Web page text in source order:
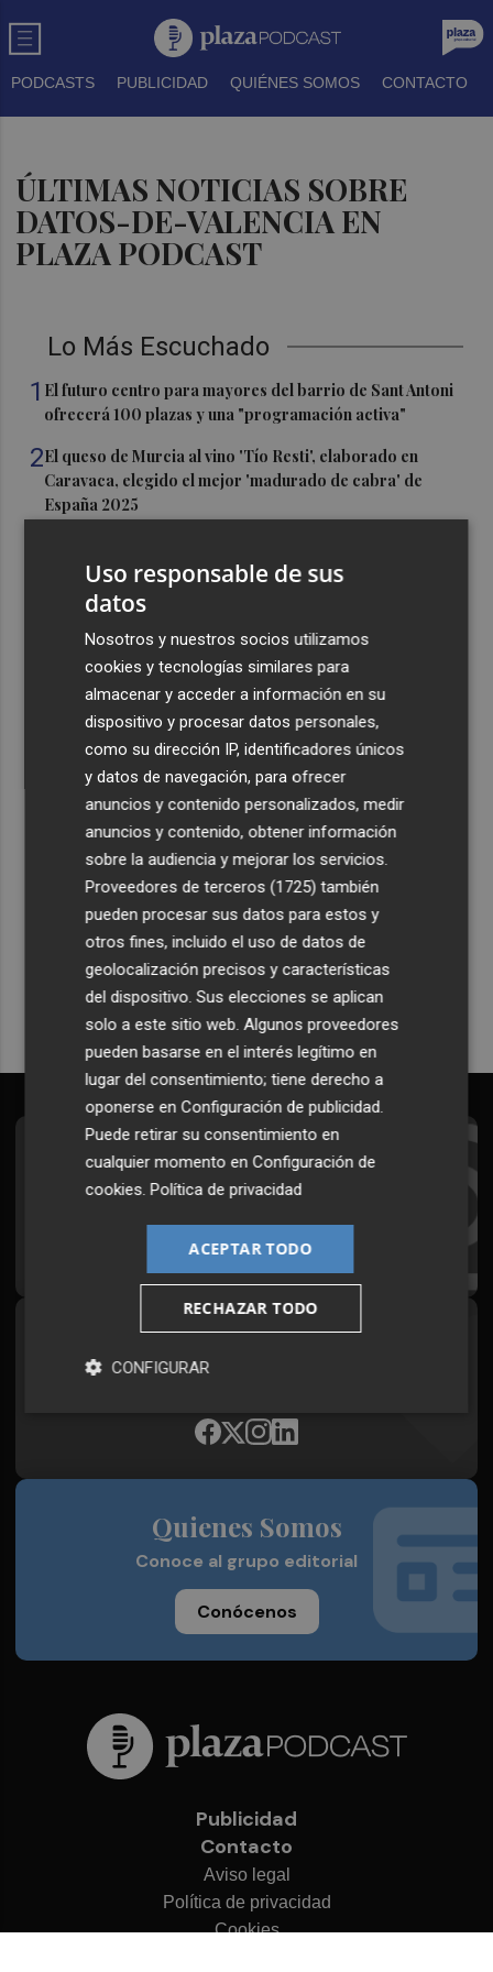
PODCASTS PUBLICIDAD QUIÉNES SOMOS CONTACTO
ÚLTIMAS NOTICIAS SOBRE
DATOS-DE-VALENCIA EN
PLAZA PODCAST
Lo Más Escuchado
1 El futuro centro para mayores del barrio de Sant Antoni
ofrecerá 100 plazas y una "programación activa"
2El queso de Murcia al vino 'Tío Resti', elaborado en
Caravaca, elegido el mejor 'madurado de cabra' de
España 2025
su lema 'No juzgamos'
El Consorcio movilizará 182 bomberos el día del eclipse
y recomienda evitar zonas forestales
Más de 4.000 personas disfrutan de las piscinas
temporales en Paiporta durante las primeras dos
semanas
Recibe toda la actualidad de
Plaza Podcast en tu correo
Quiero suscribirme
Suscríbete al Boletín
Todos los días a primera hora en tu email
¡Quiero suscribirme!
Síguenos en redes
Plaza Podcast, desde cualquier medio
Quienes Somos
Conoce al grupo editorial
Conócenos
Publicidad
Contacto
Aviso legal
Política de privacidad
Cookies
Uso responsable de sus
datos
Nosotros y nuestros socios utilizamos
cookies y tecnologías similares para
almacenar y acceder a información en su
dispositivo y procesar datos personales,
como su dirección IP, identificadores únicos
y datos de navegación, para ofrecer
anuncios y contenido personalizados, medir
anuncios y contenido, obtener información
sobre la audiencia y mejorar los servicios.
Proveedores de terceros (1725) también
pueden procesar sus datos para estos y
otros fines, incluido el uso de datos de
geolocalización precisos y características
del dispositivo. Sus elecciones se aplican
solo a este sitio web. Algunos proveedores
pueden basarse en el interés legítimo en
lugar del consentimiento; tiene derecho a
oponerse enConfiguración de publicidad.
Puede retirar su consentimiento en
cualquier momento enConfiguración de
cookies.Política de privacidad
ACEPTAR TODO
RECHAZAR TODO
CONFIGURAR